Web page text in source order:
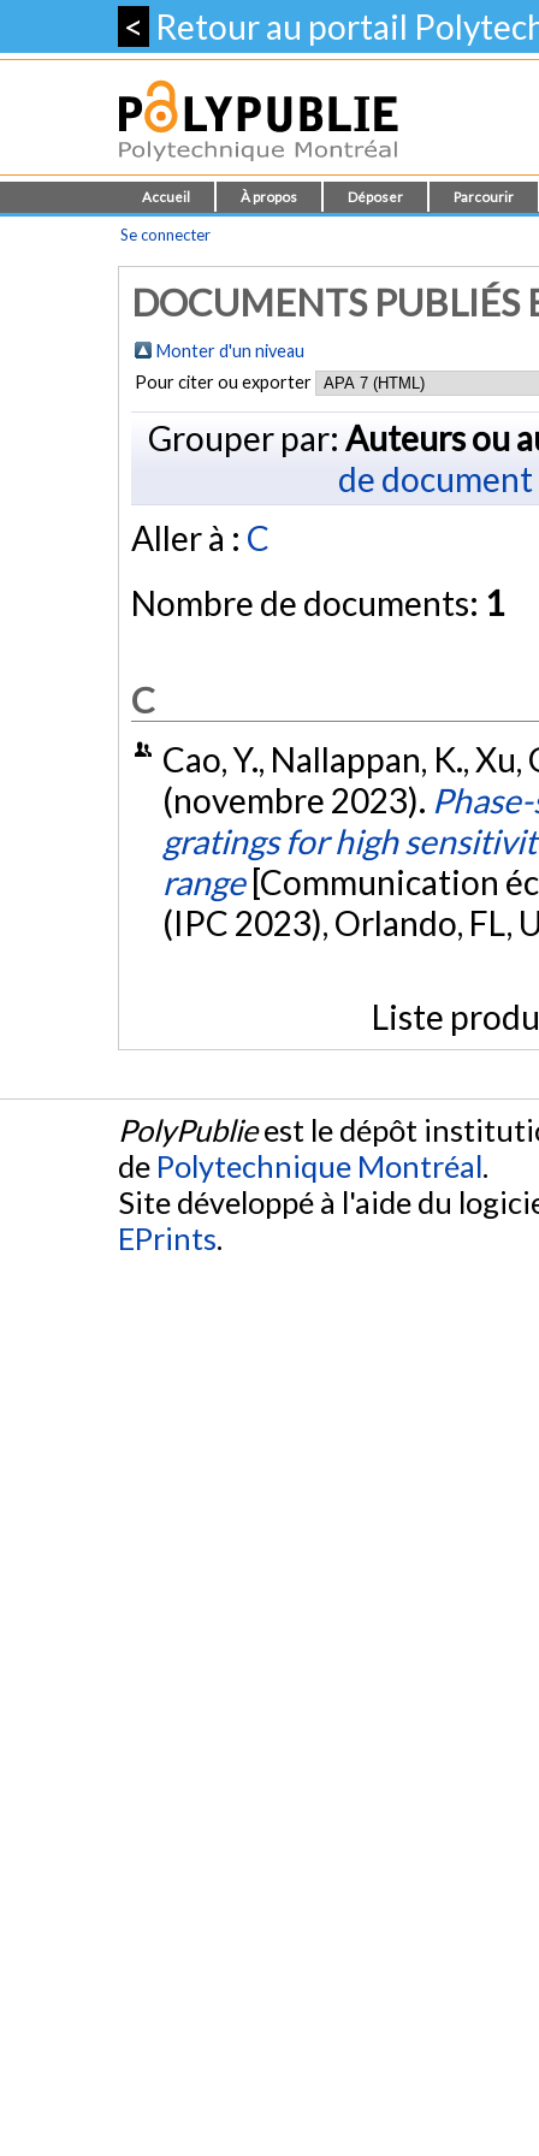
< Retour au portail
Accueil À propos Déposer Parcourir
Se connecter
DOCUMENTS PUBLIÉS
Monter d'un niveau
Pour citer ou exporter
Grouper par: Auteurs ou
de document
Aller à : C
Nombre de documents: 1
C
Cao, Y., Nallappan, K.,
(novembre 2023).
gratings for high
range [Communication
(IPC 2023), Orlando, FL,
Liste
PolyPublieest le dépôt
de Polytechnique Montréal.
Site développé à l'aide du
EPrints.